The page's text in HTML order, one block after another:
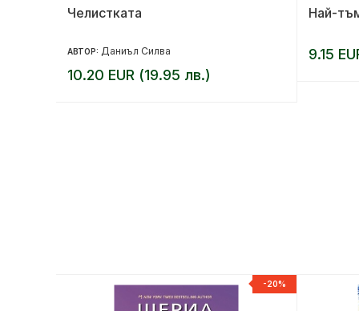
Челистката
АВТОР: Даниъл Силва
10.20 EUR (19.95 лв.)
Най-
9.15
-20%